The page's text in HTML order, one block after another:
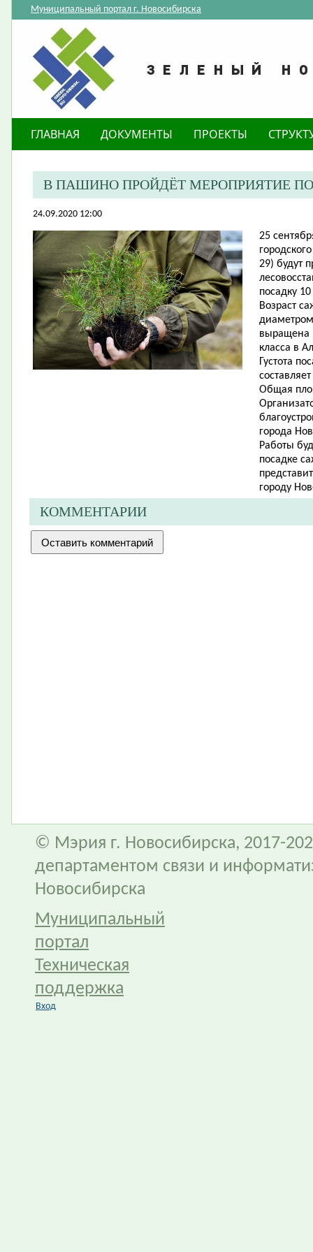
Муниципальный портал г. Новосибирска
ГЛАВНАЯ ДОКУМЕНТЫ ПРОЕКТЫ
В ПАШИНО ПРОЙДЁТ МЕРОПРИЯТИЕ
24.09.2020 12:00
25
29) будут
посадку
Возраст
выращена
класса в
Густота
Общая
города
Работы
посадке
городу
КОММЕНТАРИИ
© Мэрия г. Новосибирска, 2017-
департаментом связи и
Новосибирска
Муниципальный
портал
Техническая
поддержка
Вход